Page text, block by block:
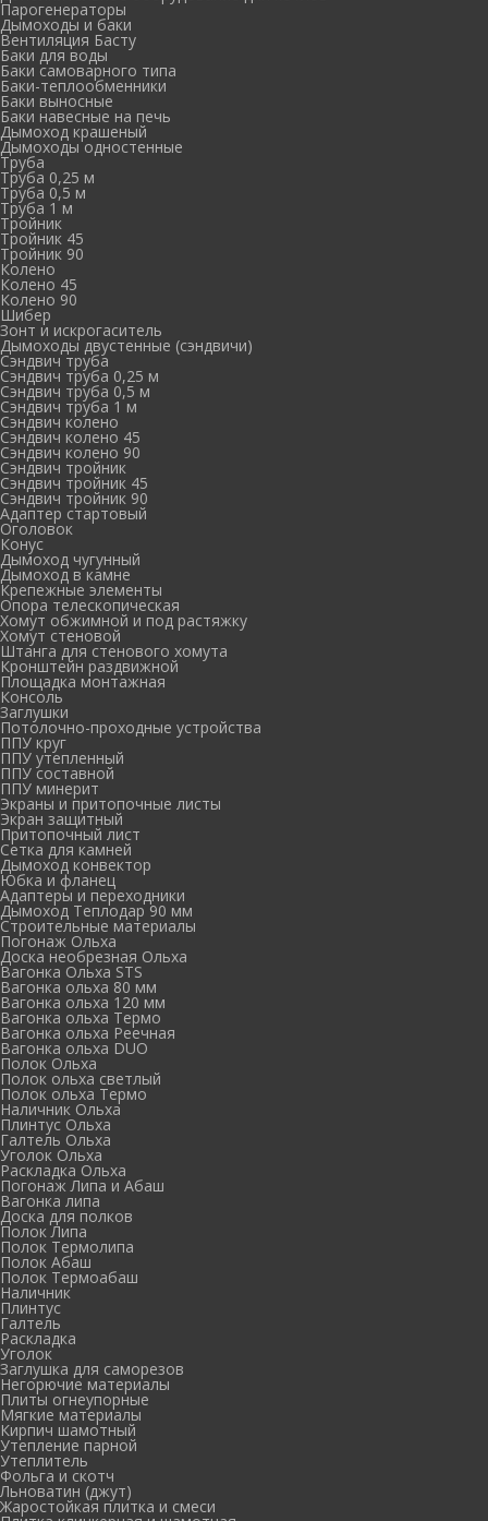
Парогенераторы
Дымоходы и баки
Вентиляция Басту
Баки для воды
Баки самоварного типа
Баки-теплообменники
Баки выносные
Баки навесные на печь
Дымоход крашеный
Дымоходы одностенные
Труба
Труба 0,25 м
Труба 0,5 м
Труба 1 м
Тройник
Тройник 45
Тройник 90
Колено
Колено 45
Колено 90
Шибер
Зонт и искрогаситель
Дымоходы двустенные (сэндвичи)
Сэндвич труба
Сэндвич труба 0,25 м
Сэндвич труба 0,5 м
Сэндвич труба 1 м
Сэндвич колено
Сэндвич колено 45
Сэндвич колено 90
Сэндвич тройник
Сэндвич тройник 45
Сэндвич тройник 90
Адаптер стартовый
Оголовок
Конус
Дымоход чугунный
Дымоход в камне
Крепежные элементы
Опора телескопическая
Хомут обжимной и под растяжку
Хомут стеновой
Штанга для стенового хомута
Кронштейн раздвижной
Площадка монтажная
Консоль
Заглушки
Потолочно-проходные устройства
ППУ круг
ППУ утепленный
ППУ составной
ППУ минерит
Экраны и притопочные листы
Экран защитный
Притопочный лист
Сетка для камней
Дымоход конвектор
Юбка и фланец
Адаптеры и переходники
Дымоход Теплодар 90 мм
Cтроительные материалы
Погонаж Ольха
Доска необрезная Ольха
Вагонка Ольха STS
Вагонка ольха 80 мм
Вагонка ольха 120 мм
Вагонка ольха Термо
Вагонка ольха Реечная
Вагонка ольха DUO
Полок Ольха
Полок ольха светлый
Полок ольха Термо
Наличник Ольха
Плинтус Ольха
Галтель Ольха
Уголок Ольха
Раскладка Ольха
Погонаж Липа и Абаш
Вагонка липа
Доска для полков
Полок Липа
Полок Термолипа
Полок Абаш
Полок Термоабаш
Наличник
Плинтус
Галтель
Раскладка
Уголок
Заглушка для саморезов
Негорючие материалы
Плиты огнеупорные
Мягкие материалы
Кирпич шамотный
Утепление парной
Утеплитель
Фольга и скотч
Льноватин (джут)
Жаростойкая плитка и смеси